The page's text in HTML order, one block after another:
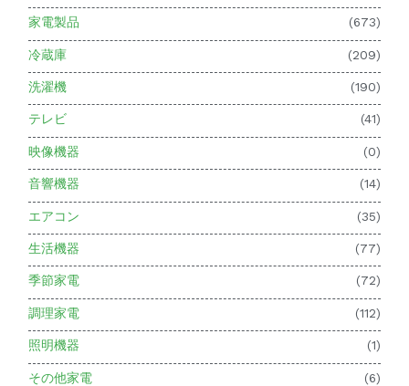
家電製品 (673)
冷蔵庫 (209)
洗濯機 (190)
テレビ (41)
映像機器 (0)
音響機器 (14)
エアコン (35)
生活機器 (77)
季節家電 (72)
調理家電 (112)
照明機器 (1)
その他家電 (6)